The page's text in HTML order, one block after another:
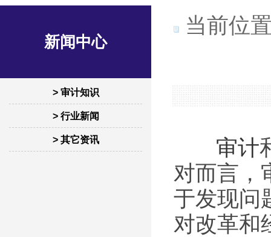
新闻中心
> 审计知识
> 行业新闻
> 其它资讯
当前位
审计
对而言，
于发现问
对改革和